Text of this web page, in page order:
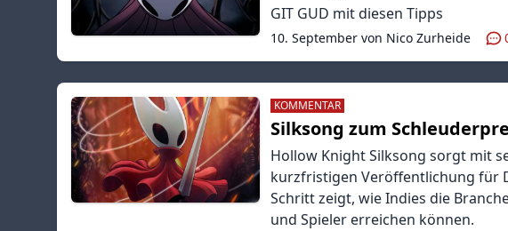
GIT GUD mit diesen Tipps
10. September von Nico Zurheide
KOMMENTAR
Silksong zum
Hollow Knight Silksong sorgt mit
kurzfristigen Veröffentlichung für
Schritt zeigt, wie Indies die
und Spieler erreichen können.